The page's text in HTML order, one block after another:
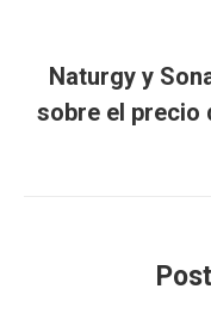
Naturgy y
sobre el precio